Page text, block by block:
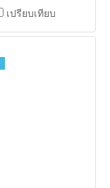
เปรียบเทียบ